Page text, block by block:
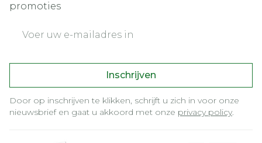
promoties
Inschrijven
Door op inschrijven te klikken, schrijft u zich in voor onze
nieuwsbrief en gaat u akkoord met onze privacy policy.